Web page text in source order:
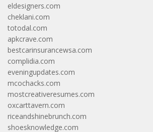
eldesigners.com
cheklani.com
totodal.com
apkcrave.com
bestcarinsurancewsa.com
complidia.com
eveningupdates.com
mcochacks.com
mostcreativeresumes.com
oxcarttavern.com
riceandshinebrunch.com
shoesknowledge.com